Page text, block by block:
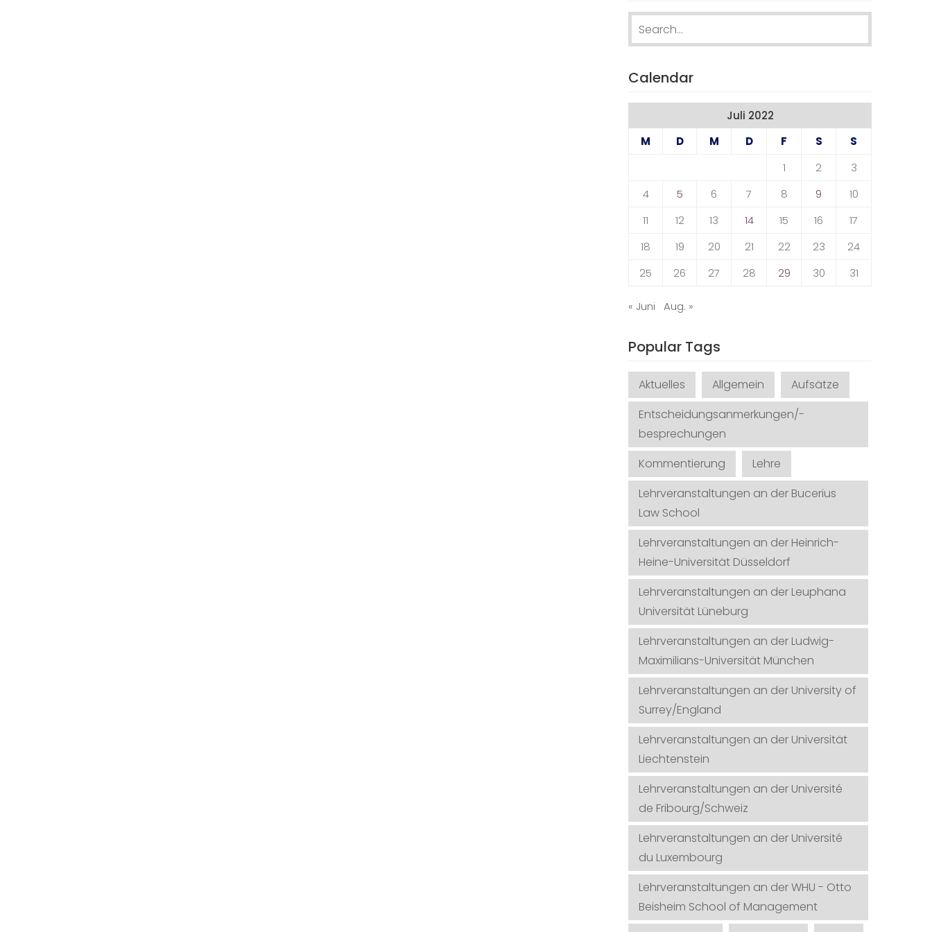
Calendar
Juli 2022
M
D M D F S
S
1
2
3
4
5 6 7 8 9
10
11
12 13 14 15 16
17
18
19 20 21 22 23
24
25
26 27 28 29 30 31
« Juni Aug. »
Popular Tags
Aktuelles Allgemein
Aufsätze
Entscheidungsanmerkungen/-
besprechungen
Kommentierung
Lehre
Lehrveranstaltungen an der Bucerius
Law School
Lehrveranstaltungen an der Heinrich-
Heine-Universität Düsseldorf
Lehrveranstaltungen an der Leuphana
Universität Lüneburg
Lehrveranstaltungen an der Ludwig-
Maximilians-Universität München
Lehrveranstaltungen an der University of
Surrey/England
Lehrveranstaltungen an der Universität
Liechtenstein
Lehrveranstaltungen an der Université
de Fribourg/Schweiz
Lehrveranstaltungen an der Université
du Luxembourg
Lehrveranstaltungen an der WHU - Otto
Beisheim School of Management